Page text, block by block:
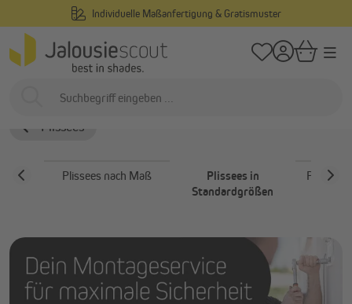
Individuelle Maßanfertigung & Gratismuster
Startseite
Plissees in Standardgrößen
Plissees
Plissees nach Maß
Plissees in
Standardgrößen
Plissees